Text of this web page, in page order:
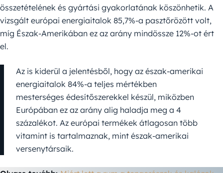
összetételének és gyártási gyakorlatának köszönhetik. A
vizsgált európai energiaitalok 85,7%-a pasztőrözött volt,
míg Észak-Amerikában ez az arány mindössze 12%-ot ért
el.
Az is kiderül a jelentésből, hogy az észak-amerikai
energiaitalok 84%-a teljes mértékben
mesterséges édesítőszerekkel készül, miközben
Európában ez az arány alig haladja meg a 4
százalékot. Az európai termékek átlagosan több
vitamint is tartalmaznak, mint észak-amerikai
versenytársaik.